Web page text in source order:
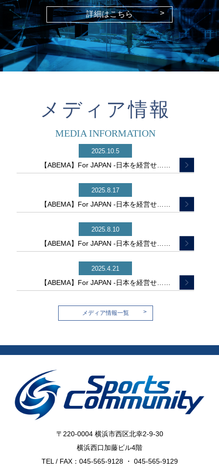
詳細はこちら >
メディア情報
MEDIA INFORMATION
2025.10.5
【ABEMA】For JAPAN -日本を経営せ……
2025.8.17
【ABEMA】For JAPAN -日本を経営せ……
2025.8.10
【ABEMA】For JAPAN -日本を経営せ……
2025.4.21
【ABEMA】For JAPAN -日本を経営せ……
メディア情報一覧 >
〒220-0004 横浜市西区北幸2-9-30
横浜西口加藤ビル4階
TEL / FAX：045-565-9128 ・ 045-565-9129